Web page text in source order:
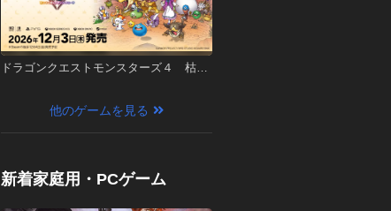
ドラゴンクエストモンスターズ４ 枯れ
他のゲームを見る
新着家庭用・PCゲーム